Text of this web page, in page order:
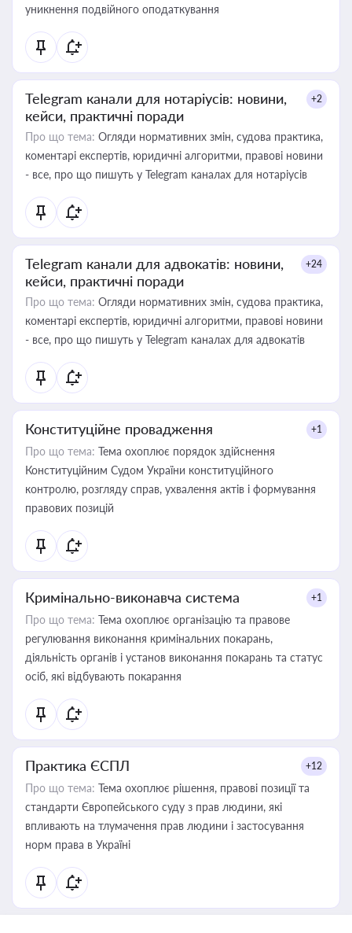
уникнення подвійного оподаткування
Telegram канали для нотаріусів: новини,
кейси, практичні поради
+2
Про що тема: Огляди нормативних змін, судова практика,
коментарі експертів, юридичні алгоритми, правові новини
- все, про що пишуть у Telegram каналах для нотаріусів
Telegram канали для адвокатів: новини,
кейси, практичні поради
+24
Про що тема: Огляди нормативних змін, судова практика,
коментарі експертів, юридичні алгоритми, правові новини
- все, про що пишуть у Telegram каналах для адвокатів
Конституційне провадження +1
Про що тема: Тема охоплює порядок здійснення
Конституційним Судом України конституційного
контролю, розгляду справ, ухвалення актів і формування
правових позицій
Кримінально-виконавча система +1
Про що тема: Тема охоплює організацію та правове
регулювання виконання кримінальних покарань,
діяльність органів і установ виконання покарань та статус
осіб, які відбувають покарання
Практика ЄСПЛ +12
Про що тема: Тема охоплює рішення, правові позиції та
стандарти Європейського суду з прав людини, які
впливають на тлумачення прав людини і застосування
норм права в Україні